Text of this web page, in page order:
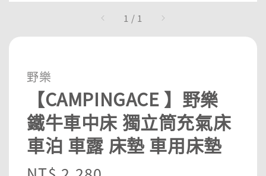
1 / 1
野樂
【CAMPINGACE 】野樂
鐵牛車中床 獨立筒充氣床
車泊 車露 床墊 車用床墊